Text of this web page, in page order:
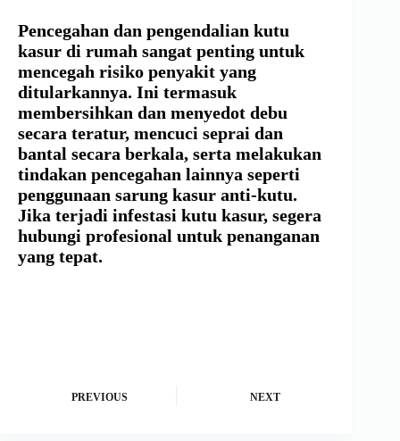
Pencegahan dan pengendalian kutu
kasur di rumah sangat penting untuk
mencegah risiko penyakit yang
ditularkannya. Ini termasuk
membersihkan dan menyedot debu
secara teratur, mencuci seprai dan
bantal secara berkala, serta melakukan
tindakan pencegahan lainnya seperti
penggunaan sarung kasur anti-kutu.
Jika terjadi infestasi kutu kasur, segera
hubungi profesional untuk penanganan
yang tepat.
PREVIOUS NEXT